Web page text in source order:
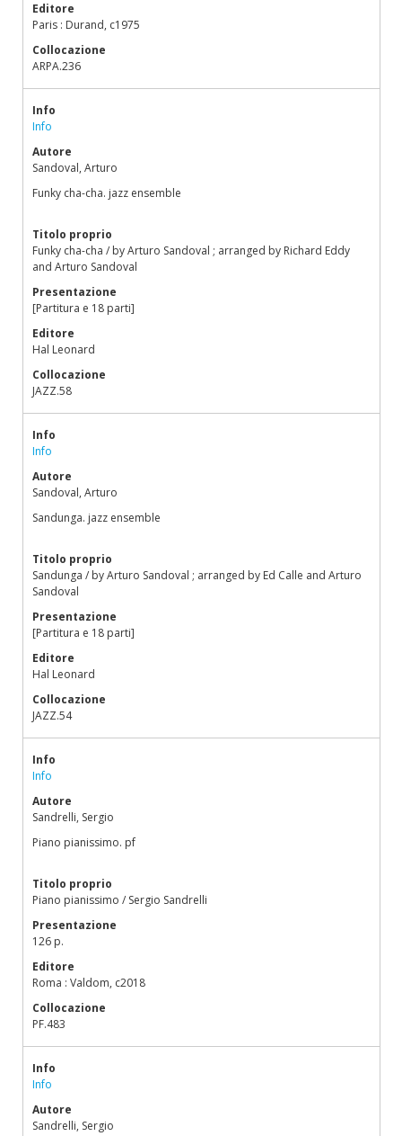
Editore
Paris : Durand, c1975
Collocazione
ARPA.236
Info
Info
Autore
Sandoval, Arturo
Funky cha-cha. jazz ensemble
Titolo proprio
Funky cha-cha / by Arturo Sandoval ; arranged by Richard Eddy
and Arturo Sandoval
Presentazione
[Partitura e 18 parti]
Editore
Hal Leonard
Collocazione
JAZZ.58
Info
Info
Autore
Sandoval, Arturo
Sandunga. jazz ensemble
Titolo proprio
Sandunga / by Arturo Sandoval ; arranged by Ed Calle and Arturo
Sandoval
Presentazione
[Partitura e 18 parti]
Editore
Hal Leonard
Collocazione
JAZZ.54
Info
Info
Autore
Sandrelli, Sergio
Piano pianissimo. pf
Titolo proprio
Piano pianissimo / Sergio Sandrelli
Presentazione
126 p.
Editore
Roma : Valdom, c2018
Collocazione
PF.483
Info
Info
Autore
Sandrelli, Sergio